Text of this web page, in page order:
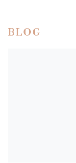
BLOG